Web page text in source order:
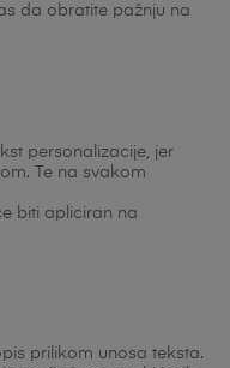
da obratite pažnju na
personalizacije, jer
Te na svakom
biti apliciran na
prilikom unosa teksta.